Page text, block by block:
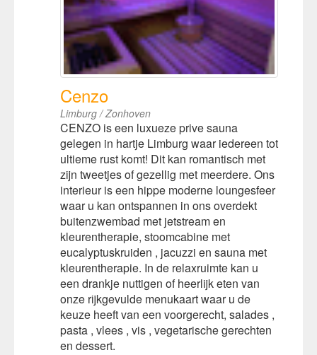
Cenzo
Limburg / Zonhoven
CENZO is een luxueze prive sauna
gelegen in hartje Limburg waar iedereen tot
ultieme rust komt! Dit kan romantisch met
zijn tweetjes of gezellig met meerdere. Ons
interieur is een hippe moderne loungesfeer
waar u kan ontspannen in ons overdekt
buitenzwembad met jetstream en
kleurentherapie, stoomcabine met
eucalyptuskruiden , jacuzzi en sauna met
kleurentherapie. In de relaxruimte kan u
een drankje nuttigen of heerlijk eten van
onze rijkgevulde menukaart waar u de
keuze heeft van een voorgerecht, salades ,
pasta , vlees , vis , vegetarische gerechten
en dessert.